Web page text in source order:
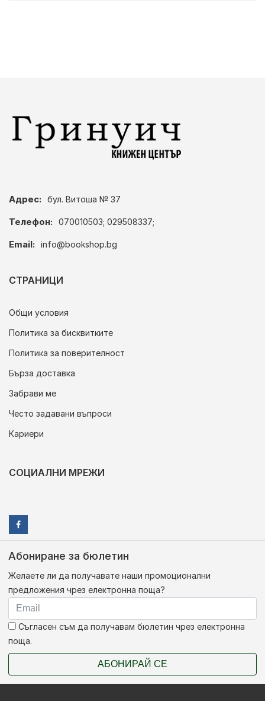
Адрес: бул. Витоша № 37
Телефон: 070010503; 029508337;
Email: info@bookshop.bg
СТРАНИЦИ
Общи условия
Политика за бисквитките
Политика за поверителност
Бърза доставка
Забрави ме
Често задавани въпроси
Кариери
СОЦИАЛНИ МРЕЖИ
Абониране за бюлетин
Желаете ли да получавате наши промоционални
предложения чрез електронна поща?
Съгласен съм да получавам бюлетин чрез електронна
поща.
АБОНИРАЙ СЕ